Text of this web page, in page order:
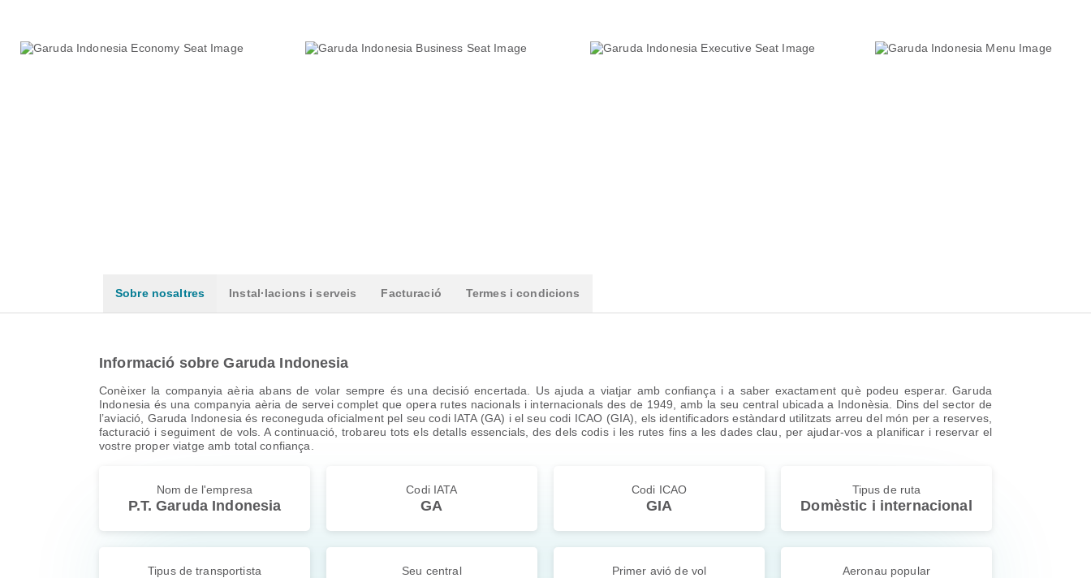
Sobre nosaltres Instal·lacions i serveis Facturació Termes i condicions
Informació sobre Garuda Indonesia
Conèixer la companyia aèria abans de volar sempre és una decisió encertada. Us ajuda a viatjar amb confiança i a saber exactament què podeu esperar. Garuda
Indonesia és una companyia aèria de servei complet que opera rutes nacionals i internacionals des de 1949, amb la seu central ubicada a Indonèsia. Dins del sector de
l’aviació, Garuda Indonesia és reconeguda oficialment pel seu codi IATA (GA) i el seu codi ICAO (GIA), els identificadors estàndard utilitzats arreu del món per a reserves,
facturació i seguiment de vols. A continuació, trobareu tots els detalls essencials, des dels codis i les rutes fins a les dades clau, per ajudar-vos a planificar i reservar el
vostre proper viatge amb total confiança.
Nom de l'empresa
P.T. Garuda Indonesia
Codi IATA
GA
Codi ICAO
GIA
Tipus de ruta
Domèstic i internacional
Tipus de transportista Seu central Primer avió de vol Aeronau popular